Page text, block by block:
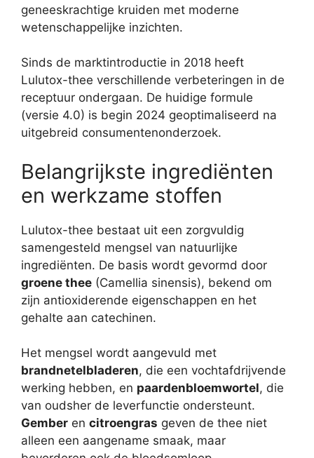
geneeskrachtige kruiden met moderne
wetenschappelijke inzichten.
Sinds de marktintroductie in 2018 heeft
Lulutox-thee verschillende verbeteringen in de
receptuur ondergaan. De huidige formule
(versie 4.0) is begin 2024 geoptimaliseerd na
uitgebreid consumentenonderzoek.
Belangrijkste ingrediënten
en werkzame stoffen
Lulutox-thee bestaat uit een zorgvuldig
samengesteld mengsel van natuurlijke
ingrediënten. De basis wordt gevormd door
groene thee (Camellia sinensis), bekend om
zijn antioxiderende eigenschappen en het
gehalte aan catechinen.
Het mengsel wordt aangevuld met
brandnetelbladeren, die een vochtafdrijvende
werking hebben, en paardenbloemwortel, die
van oudsher de leverfunctie ondersteunt.
Gember en citroengras geven de thee niet
alleen een aangename smaak, maar